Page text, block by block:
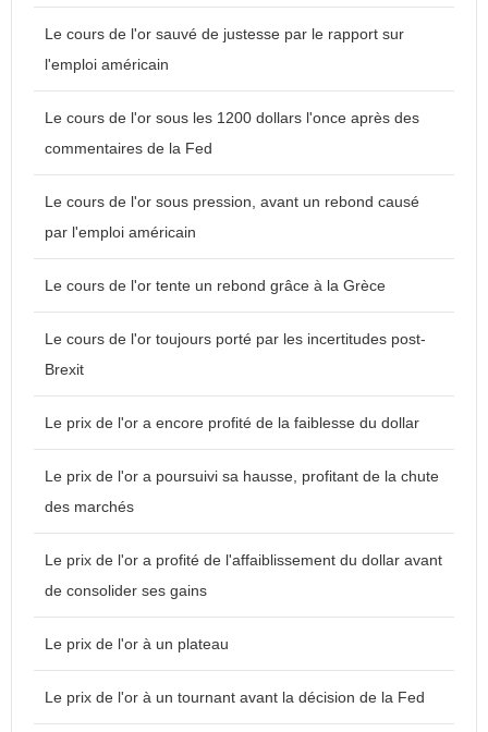
Le cours de l'or sauvé de justesse par le rapport sur
l'emploi américain
Le cours de l'or sous les 1200 dollars l'once après des
commentaires de la Fed
Le cours de l'or sous pression, avant un rebond causé
par l'emploi américain
Le cours de l'or tente un rebond grâce à la Grèce
Le cours de l'or toujours porté par les incertitudes post-
Brexit
Le prix de l'or a encore profité de la faiblesse du dollar
Le prix de l'or a poursuivi sa hausse, profitant de la chute
des marchés
Le prix de l'or a profité de l'affaiblissement du dollar avant
de consolider ses gains
Le prix de l'or à un plateau
Le prix de l'or à un tournant avant la décision de la Fed